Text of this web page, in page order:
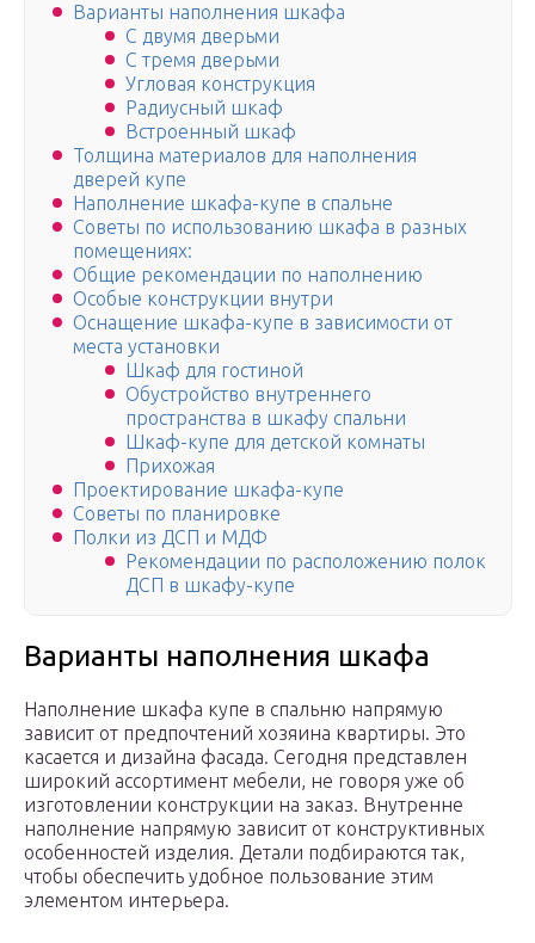
Варианты наполнения шкафа
С двумя дверьми
С тремя дверьми
Угловая конструкция
Радиусный шкаф
Встроенный шкаф
Толщина материалов для наполнения
дверей купе
Наполнение шкафа-купе в спальне
Советы по использованию шкафа в разных
помещениях:
Общие рекомендации по наполнению
Особые конструкции внутри
Оснащение шкафа-купе в зависимости от
места установки
Шкаф для гостиной
Обустройство внутреннего
пространства в шкафу спальни
Шкаф-купе для детской комнаты
Прихожая
Проектирование шкафа-купе
Советы по планировке
Полки из ДСП и МДФ
Рекомендации по расположению полок
ДСП в шкафу-купе
Варианты наполнения шкафа
Наполнение шкафа купе в спальню напрямую
зависит от предпочтений хозяина квартиры. Это
касается и дизайна фасада. Сегодня представлен
широкий ассортимент мебели, не говоря уже об
изготовлении конструкции на заказ. Внутренне
наполнение напрямую зависит от конструктивных
особенностей изделия. Детали подбираются так,
чтобы обеспечить удобное пользование этим
элементом интерьера.